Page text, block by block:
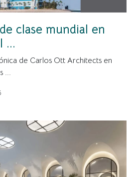
clase mundial en
...
de Carlos Ott Architects en
...